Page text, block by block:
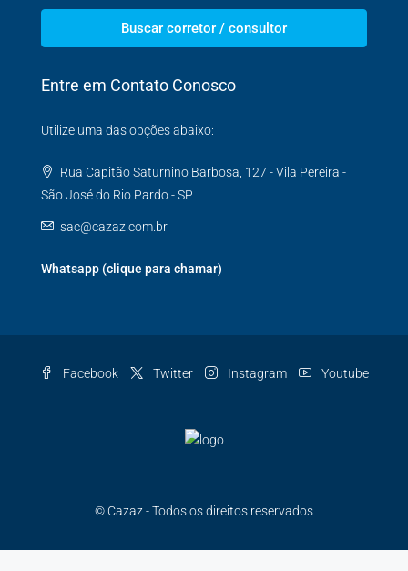
Buscar corretor / consultor
Entre em Contato Conosco
Utilize uma das opções abaixo:
Rua Capitão Saturnino Barbosa, 127 - Vila Pereira -
São José do Rio Pardo - SP
sac@cazaz.com.br
Whatsapp (clique para chamar)
Facebook Twitter Instagram Youtube
© Cazaz - Todos os direitos reservados